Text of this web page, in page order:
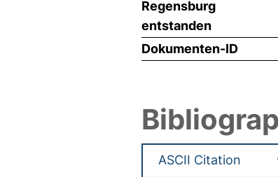
Regensburg
entstanden
Dokumenten-ID